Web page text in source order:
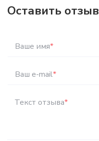
Оставить отзыв
Ваше имя*
Ваш e-mail*
Текст отзыва*